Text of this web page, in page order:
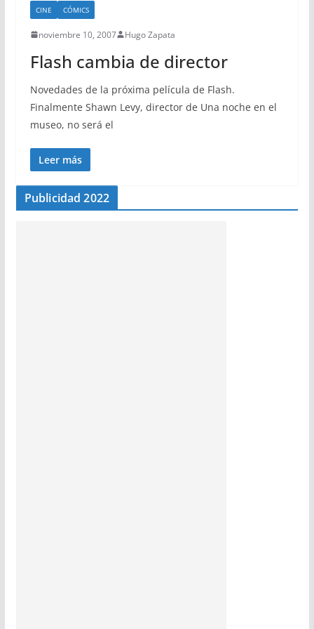
CINE CÓMICS
noviembre 10, 2007 Hugo Zapata
Flash cambia de director
Novedades de la próxima película de Flash.
Finalmente Shawn Levy, director de Una noche en el
museo, no será el
Leer más
Publicidad 2022